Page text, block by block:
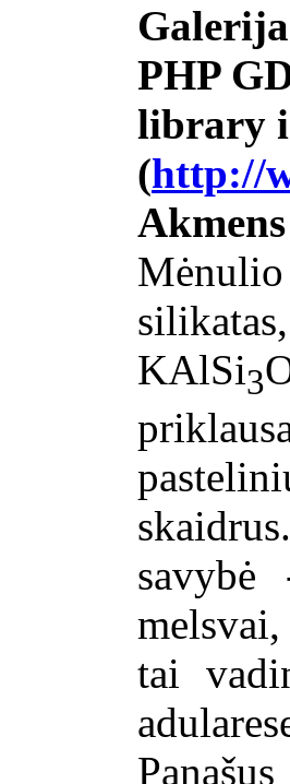
Galerija
PHP
library
(http://
KAlSi3
tai